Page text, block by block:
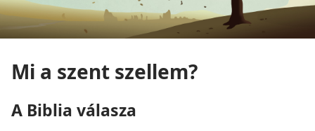
Mi a szent szellem?
A Biblia válasza